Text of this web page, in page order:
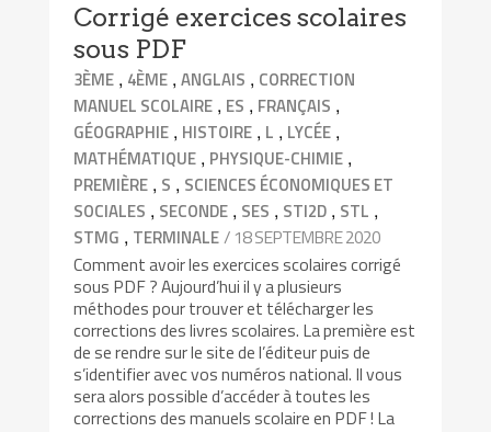
Corrigé exercices scolaires
sous PDF
3ÈME , 4ÈME ,ANGLAIS , CORRECTION
MANUEL SCOLAIRE , ES , FRANÇAIS ,
GÉOGRAPHIE , HISTOIRE , L , LYCÉE ,
MATHÉMATIQUE , PHYSIQUE-CHIMIE ,
PREMIÈRE , S , SCIENCES ÉCONOMIQUES ET
SOCIALES , SECONDE , SES , STI2D , STL ,
STMG , TERMINALE/ 18 SEPTEMBRE 2020
Comment avoir les exercices scolaires corrigé
sous PDF ? Aujourd’hui il y a plusieurs
méthodes pour trouver et télécharger les
corrections des livres scolaires. La première est
de se rendre sur le site de l’éditeur puis de
s’identifier avec vos numéros national. Il vous
sera alors possible d’accéder à toutes les
corrections des manuels scolaire en PDF ! La